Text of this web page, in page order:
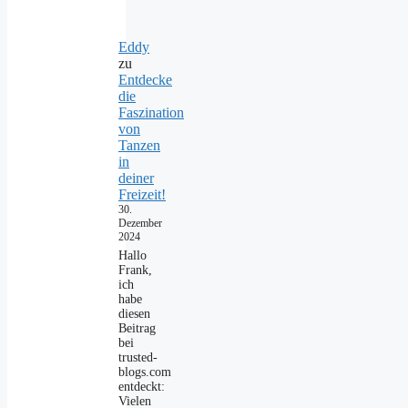
Eddy
zu
Entdecke
die
Faszination
von
Tanzen
in
deiner
Freizeit!
30.
Dezember
2024
Hallo
Frank,
ich
habe
diesen
Beitrag
bei
trusted-
blogs.com
entdeckt:
Vielen